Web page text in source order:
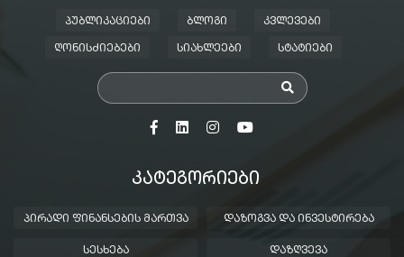
ᲞᲣᲑᲚᲘᲙᲐᲪᲘᲔᲑᲘ ᲑᲚᲝᲒᲘ ᲙᲕᲚᲔᲕᲔᲑᲘ
ᲦᲝᲜᲘᲡᲫᲘᲔᲑᲔᲑᲘ ᲡᲘᲐᲮᲚᲔᲔᲑᲘ ᲡᲢᲐᲢᲘᲔᲑᲘ
ᲙᲐᲢᲔᲒᲝᲠᲘᲔᲑᲘ
ᲞᲘᲠᲐᲓᲘ ᲤᲘᲜᲐᲜᲡᲔᲑᲘᲡ ᲛᲐᲠᲗᲕᲐ ᲓᲐᲖᲝᲒᲕᲐ ᲓᲐ ᲘᲜᲕᲔᲡᲢᲘᲠᲔᲑᲐ
ᲡᲔᲡᲮᲔᲑᲐ ᲓᲐᲖᲦᲕᲔᲕᲐ